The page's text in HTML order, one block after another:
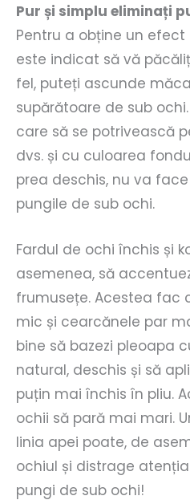
Pur și simplu eliminați
Pentru a obține un
este indicat să vă
fel, puteți ascunde
supărătoare de sub
care să se potrivească
dvs. și cu culoarea
prea deschis, nu va
pungile de sub ochi.
Fardul de ochi închis și
asemenea, să
frumusețe. Acestea fac
mic și cearcănele par
bine să bazezi pleoapa
natural, deschis și să
puțin mai închis în pliu.
ochii să pară mai mari.
linia apei poate, de
ochiul și distrage
pungi de sub ochi!